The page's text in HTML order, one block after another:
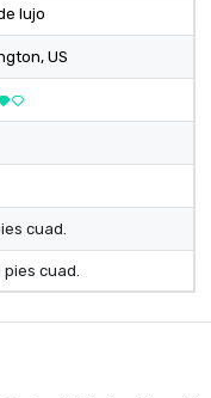
lujo
, US
cuad.
pies cuad.